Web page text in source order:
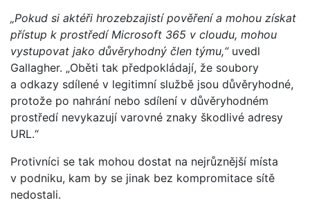
„Pokud si aktéři hrozebzajistí pověření a mohou získat
přístup k prostředí Microsoft 365 v cloudu, mohou
vystupovat jako důvěryhodný člen týmu,“uvedl
Gallagher. „Oběti tak předpokládají, že soubory
a odkazy sdílené v legitimní službě jsou důvěryhodné,
protože po nahrání nebo sdílení v důvěryhodném
prostředí nevykazují varovné znaky škodlivé adresy
URL.“
Protivníci se tak mohou dostat na nejrůznější místa
v podniku, kam by se jinak bez kompromitace sítě
nedostali.